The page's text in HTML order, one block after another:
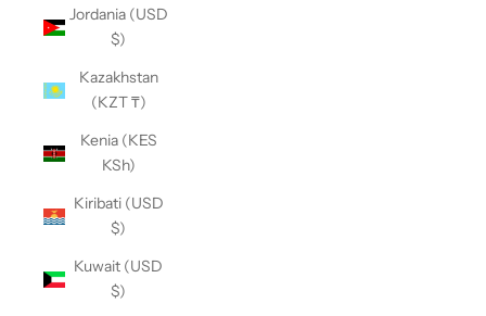
Jordania (USD
$)
Kazakhstan
(KZT ₸)
Kenia (KES
KSh)
Kiribati (USD
$)
Kuwait (USD
$)